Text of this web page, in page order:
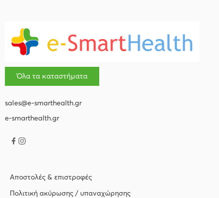
Όλα τα καταστήματα
sales@e-smarthealth.gr
e-smarthealth.gr
Αποστολές & επιστροφές
Πολιτική ακύρωσης / υπαναχώρησης